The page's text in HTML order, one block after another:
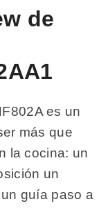
de
es un
más que
la cocina: un
un
guía paso a